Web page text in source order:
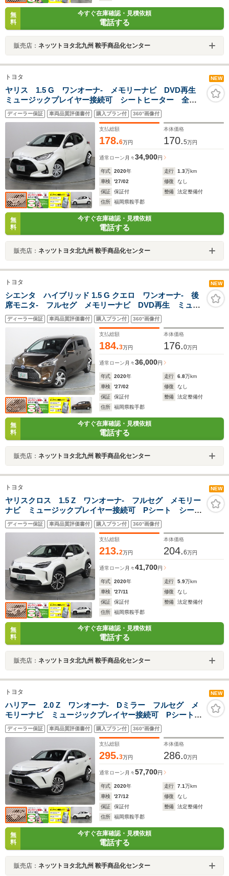
無
料
今すぐ在庫確認・見積依頼
電話する
販売店： ネッツトヨタ北九州 鞍手商品化センター
トヨタ NEW
ヤリス 1.5 G ワンオーナ- メモリーナビ DVD再生
ミュージックプレイヤー接続可 シートヒーター 全周
囲カメラ バックカメラ オートマチックハイビーム
BSモニタ- 衝突被害軽減システム LEDヘッドランプ
ディーラー保証 車両品質評価書付 購入プラン付 360°画像付
支払総額
178.6万円
本体価格
170.5万円
通常ローン 月々34,900円
年式 2020年 走行 1.3万km
車検
'27/02 修復
なし
保証
保証付 整備
法定整備付
住所
福岡県鞍手郡
無
料
今すぐ在庫確認・見積依頼
電話する
販売店： ネッツトヨタ北九州 鞍手商品化センター
トヨタ NEW
シエンタ ハイブリッド 1.5 G クエロ ワンオーナ- 後
席モニタ- フルセグ メモリーナビ DVD再生 ミュー
ジックプレイヤー接続可 シートヒーター 全周囲カメ
ラ バックカメラ 衝突被害軽減システム ETC ドラ
レコ 両側電動スライド
ディーラー保証 車両品質評価書付 購入プラン付 360°画像付
支払総額
184.3万円
本体価格
176.0万円
通常ローン 月々36,000円
年式 2020年 走行 6.8万km
車検
'27/02 修復
なし
保証
保証付 整備
法定整備付
住所
福岡県鞍手郡
無
料
今すぐ在庫確認・見積依頼
電話する
販売店： ネッツトヨタ北九州 鞍手商品化センター
トヨタ NEW
ヤリスクロス 1.5 Z ワンオーナ- フルセグ メモリー
ナビ ミュージックプレイヤー接続可 Pシート シート
ヒーター 全周囲カメラ バックカメラ BSモニタ- 衝
突被害軽減システム ETC ドラレコ LEDヘッドラン
ディーラー保証 車両品質評価書付 購入プラン付 360°画像付
支払総額
213.2万円
本体価格
204.6万円
通常ローン 月々41,700円
年式 2020年 走行 5.9万km
車検
'27/11 修復
なし
保証
保証付 整備
法定整備付
住所
福岡県鞍手郡
無
料
今すぐ在庫確認・見積依頼
電話する
販売店： ネッツトヨタ北九州 鞍手商品化センター
トヨタ NEW
ハリアー 2.0 Z ワンオーナ- Dミラー フルセグ メ
モリーナビ ミュージックプレイヤー接続可 Pシート
Pリヤゲート 全周囲カメラ バックカメラ クリアラン
スソナ- 衝突被害軽減システム ETC LEDヘッドラン
ディーラー保証 車両品質評価書付 購入プラン付 360°画像付
支払総額
295.3万円
本体価格
286.0万円
通常ローン 月々57,700円
年式 2020年 走行 7.1万km
車検
'27/12 修復
なし
保証
保証付 整備
法定整備付
住所
福岡県鞍手郡
無
料
今すぐ在庫確認・見積依頼
電話する
販売店： ネッツトヨタ北九州 鞍手商品化センター